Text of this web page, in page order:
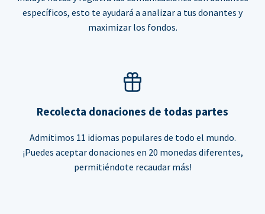
específicos, esto te ayudará a analizar a tus donantes y
maximizar los fondos.
Recolecta donaciones de todas partes
Admitimos 11 idiomas populares de todo el mundo.
¡Puedes aceptar donaciones en 20 monedas diferentes,
permitiéndote recaudar más!